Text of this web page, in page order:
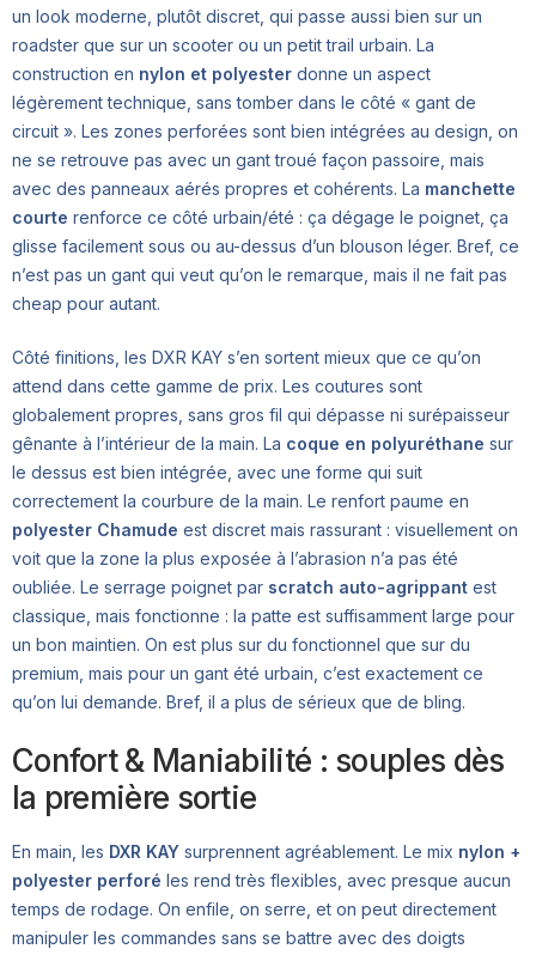
un look moderne, plutôt discret, qui passe aussi bien sur un
roadster que sur un scooter ou un petit trail urbain. La
construction en nylon et polyester donne un aspect
légèrement technique, sans tomber dans le côté « gant de
circuit ». Les zones perforées sont bien intégrées au design, on
ne se retrouve pas avec un gant troué façon passoire, mais
avec des panneaux aérés propres et cohérents. La manchette
courte renforce ce côté urbain/été : ça dégage le poignet, ça
glisse facilement sous ou au-dessus d’un blouson léger. Bref, ce
n’est pas un gant qui veut qu’on le remarque, mais il ne fait pas
cheap pour autant.
Côté finitions, les DXR KAY s’en sortent mieux que ce qu’on
attend dans cette gamme de prix. Les coutures sont
globalement propres, sans gros fil qui dépasse ni surépaisseur
gênante à l’intérieur de la main. La coque en polyuréthane sur
le dessus est bien intégrée, avec une forme qui suit
correctement la courbure de la main. Le renfort paume en
polyester Chamude est discret mais rassurant : visuellement on
voit que la zone la plus exposée à l’abrasion n’a pas été
oubliée. Le serrage poignet par scratch auto-agrippant est
classique, mais fonctionne : la patte est suffisamment large pour
un bon maintien. On est plus sur du fonctionnel que sur du
premium, mais pour un gant été urbain, c’est exactement ce
qu’on lui demande. Bref, il a plus de sérieux que de bling.
Confort & Maniabilité : souples dès
la première sortie
En main, les DXR KAY surprennent agréablement. Le mix nylon +
polyester perforé les rend très flexibles, avec presque aucun
temps de rodage. On enfile, on serre, et on peut directement
manipuler les commandes sans se battre avec des doigts